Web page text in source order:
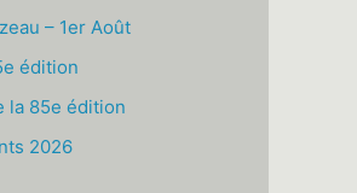
– 1er Août
édition
la 85e édition
2026